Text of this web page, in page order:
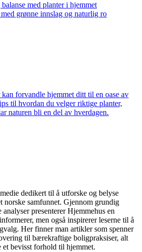
med planter i hjemmet
grønne innslag og naturlig ro
forvandle hjemmet ditt til en oase av
til hvordan du velger riktige planter,
naturen bli en del av hverdagen.
dedikert til å utforske og belyse
norske samfunnet. Gjennom grundig
presenterer Hjemmehus en
men også inspirerer leserne til å
Her finner man artikler som spenner
til bærekraftige boligpraksiser, alt
et bevisst forhold til hjemmet.